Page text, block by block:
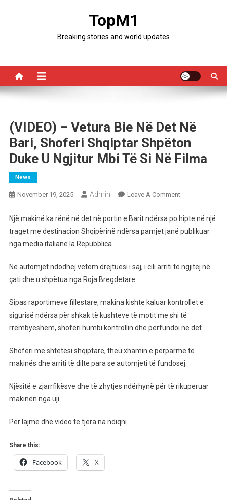
TopM1
Breaking stories and world updates
(VIDEO) – Vetura Bie Në Det Në
Bari, Shoferi Shqiptar Shpëton
Duke U Ngjitur Mbi Të Si Në Filma
News
November 19, 2025 Admin Leave A CommentOn
–
Vetura
Det
Shoferi
Shqiptar
U
Mbi
Një makinë ka rënë në det në portin e Barit ndërsa po hipte në një
traget me destinacion Shqipërinë ndërsa pamjet janë publikuar
nga media italiane la Repubblica.
Në automjet ndodhej vetëm drejtuesi i saj, i cili arriti të ngjitej në
çati dhe u shpëtua nga Roja Bregdetare.
Sipas raportimeve fillestare, makina kishte kaluar kontrollet e
sigurisë ndërsa për shkak të kushteve të motit me shi të
rrëmbyeshëm, shoferi humbi kontrollin dhe përfundoi në det.
Shoferi me shtetësi shqiptare, theu xhamin e përparmë të
makinës dhe arriti të dilte para se automjeti të fundosej.
Njësitë e zjarrfikësve dhe të zhytjes ndërhynë për të rikuperuar
makinën nga uji.
Per lajme dhe video te tjera na ndiqni
Share this:
Facebook X